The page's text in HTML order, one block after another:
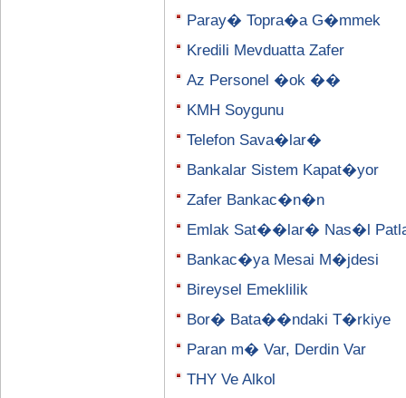
Paray� Topra�a G�mmek
Kredili Mevduatta Zafer
Az Personel �ok ��
KMH Soygunu
Telefon Sava�lar�
Bankalar Sistem Kapat�yor
Zafer Bankac�n�n
Emlak Sat��lar� Nas�l
Bankac�ya Mesai M�jdesi
Bireysel Emeklilik
Bor� Bata��ndaki T�rkiye
Paran m� Var, Derdin Var
THY Ve Alkol